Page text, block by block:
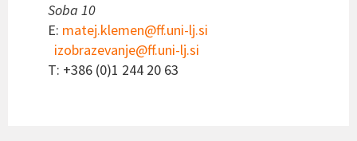
Soba 10
E: matej.klemen@ff.uni-lj.si
izobrazevanje@ff.uni-lj.si
T: +386 (0)1 244 20 63